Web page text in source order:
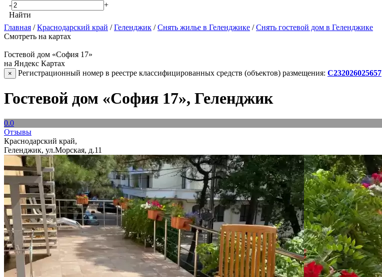
-
+
Найти
Главная /Краснодарский край /Геленджик /Снять жилье в Геленджике /Снять гостевой дом в Геленджике
Смотреть на картах
Гостевой дом «София 17»
на Яндекс Картах
× Регистрационный номер в реестре классифицированных средств (объектов) размещения: С232026025657
Гостевой дом «София 17», Геленджик
0.0
Отзывы
Краснодарский край,
Геленджик, ул.Морская, д.11